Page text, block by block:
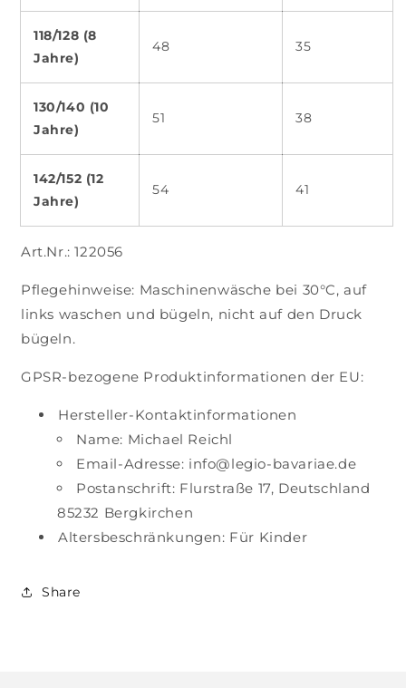
118/128 (8
Jahre)
48 35
130/140 (10
Jahre)
51 38
142/152 (12
Jahre)
54 41
Art.Nr.: 122056
Pflegehinweise: Maschinenwäsche bei 30°C, auf
links waschen und bügeln, nicht auf den Druck
bügeln.
GPSR-bezogene Produktinformationen der EU:
Hersteller-Kontaktinformationen
Name: Michael Reichl
Email-Adresse: info@legio-bavariae.de
Postanschrift: Flurstraße 17, Deutschland
85232 Bergkirchen
Altersbeschränkungen: Für Kinder
Share